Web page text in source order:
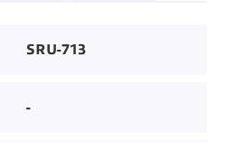
SRU-713
-